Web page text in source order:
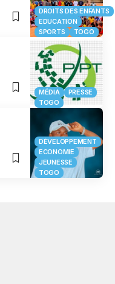
DROITS DES ENFANTS
EDUCATION
SPORTS
TOGO
MÉDIA
PRESSE
TOGO
DÉVELOPPEMENT
ECONOMIE
JEUNESSE
TOGO